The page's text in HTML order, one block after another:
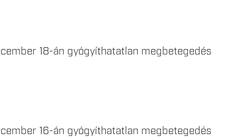
18-án gyógyíthatatlan megbetegedés
16-án gyógyíthatatlan megbetegedés